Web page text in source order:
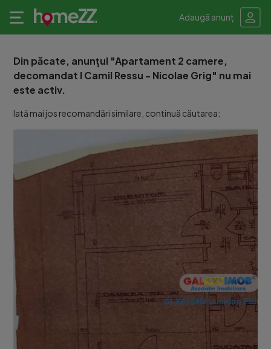
Adaugă anunț
Din păcate, anunțul "Apartament 2 camere,
decomandat I Camil Ressu - Nicolae Grig" nu mai
este activ.
Iată mai jos recomandări similare, continuă căutarea: